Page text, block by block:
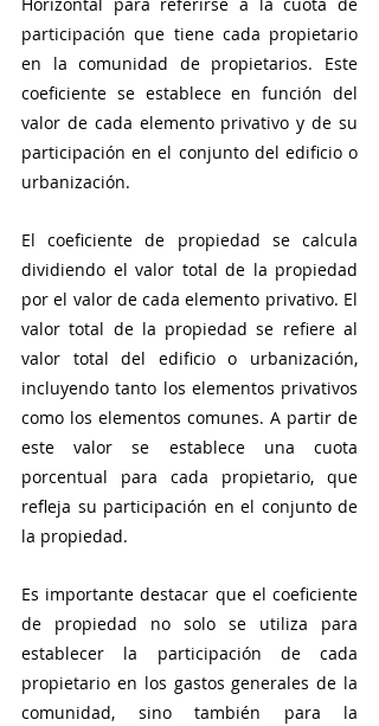
participación que tiene cada propietario
en la comunidad de propietarios. Este
coeficiente se establece en función del
valor de cada elemento privativo y de su
participación en el conjunto del edificio o
urbanización.
El coeficiente de propiedad se calcula
dividiendo el valor total de la propiedad
por el valor de cada elemento privativo. El
valor total de la propiedad se refiere al
valor total del edificio o urbanización,
incluyendo tanto los elementos privativos
como los elementos comunes. A partir de
este valor se establece una cuota
porcentual para cada propietario, que
refleja su participación en el conjunto de
la propiedad.
Es importante destacar que el coeficiente
de propiedad no solo se utiliza para
establecer la participación de cada
propietario en los gastos generales de la
comunidad, sino también para la